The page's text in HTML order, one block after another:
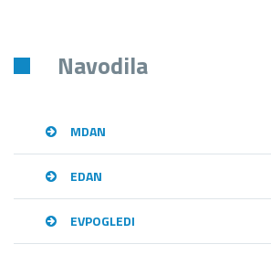
Navodila
MDAN
EDAN
EVPOGLEDI